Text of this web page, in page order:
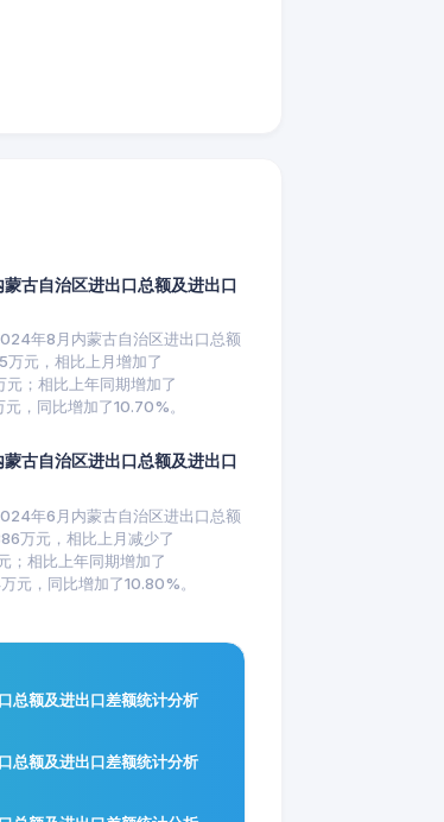
古自治区进出口总额及进出口
年8月内蒙古自治区进出口总额
万元，相比上月增加了
；相比上年同期增加了
，同比增加了10.70%。
古自治区进出口总额及进出口
年6月内蒙古自治区进出口总额
万元，相比上月减少了
；相比上年同期增加了
元，同比增加了10.80%。
总额及进出口差额统计分析
总额及进出口差额统计分析